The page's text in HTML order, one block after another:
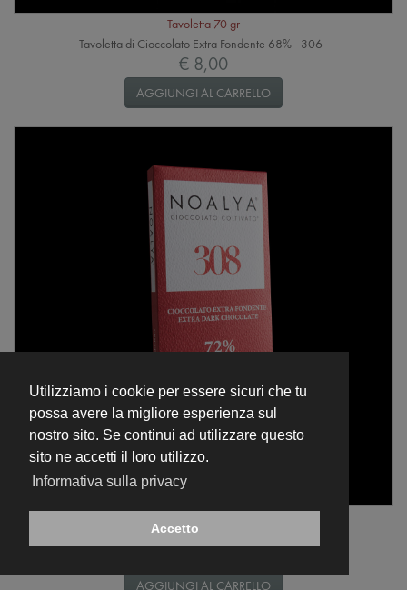
Utilizziamo i cookie per essere sicuri che tu
possa avere la migliore esperienza sul
nostro sito. Se continui ad utilizzare questo
sito ne accetti il loro utilizzo.
Informativa sulla privacy
Accetto
Tavoletta 70 gr
Tavoletta di Cioccolato Extra Fondente 68% - 306 -
€ 8,00
AGGIUNGI AL CARRELLO
Tavoletta 70 gr
Tavoletta di Cioccolato Extra Fondente 72% - 308 -
AGGIUNGI AL CARRELLO